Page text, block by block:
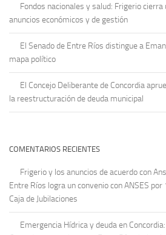
Fondos nacionales y salud: Frigerio
anuncios económicos y de gestión
El Senado de Entre Ríos distingue a
mapa político
El Concejo Deliberante de Concordia
la reestructuración de deuda municipal
COMENTARIOS RECIENTES
Frigerio y los anuncios de acuerdo con
Entre Ríos logra un convenio con ANSES
Caja de Jubilaciones
Emergencia Hídrica y deuda en